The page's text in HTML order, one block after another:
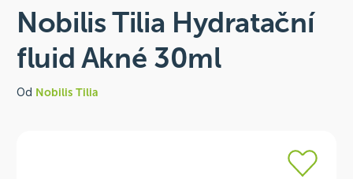
Nobilis Tilia Hydratační
fluid Akné 30ml
Od Nobilis Tilia